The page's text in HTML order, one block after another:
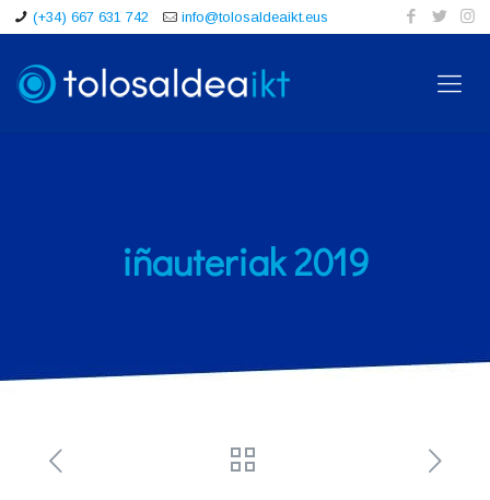
(+34) 667 631 742 info@tolosaldeaikt.eus
iñauteriak 2019